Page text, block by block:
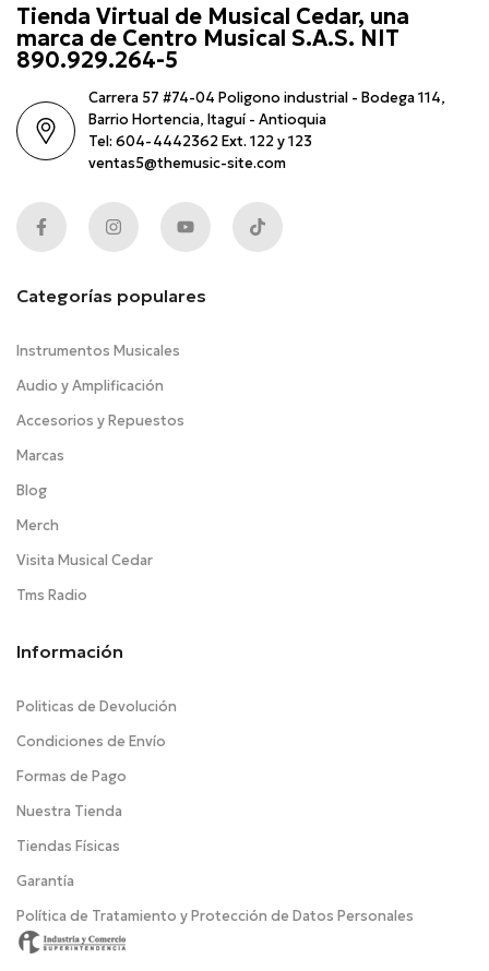
Tienda Virtual de Musical Cedar, una
marca de Centro Musical S.A.S. NIT
890.929.264-5
Carrera 57 #74-04 Poligono industrial - Bodega 114,
Barrio Hortencia, Itaguí - Antioquia
Tel: 604-4442362 Ext. 122 y 123
ventas5@themusic-site.com
Categorías populares
Instrumentos Musicales
Audio y Amplificación
Accesorios y Repuestos
Marcas
Blog
Merch
Visita Musical Cedar
Tms Radio
Información
Politicas de Devolución
Condiciones de Envío
Formas de Pago
Nuestra Tienda
Tiendas Físicas
Garantía
Política de Tratamiento y Protección de Datos Personales